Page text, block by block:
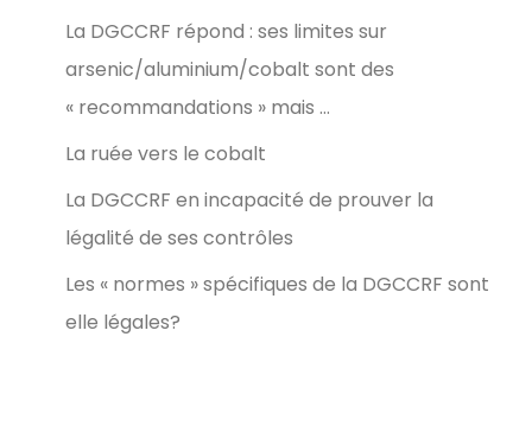
La DGCCRF répond : ses limites sur
arsenic/aluminium/cobalt sont des
« recommandations » mais …
La ruée vers le cobalt
La DGCCRF en incapacité de prouver la
légalité de ses contrôles
Les « normes » spécifiques de la DGCCRF sont
elle légales?